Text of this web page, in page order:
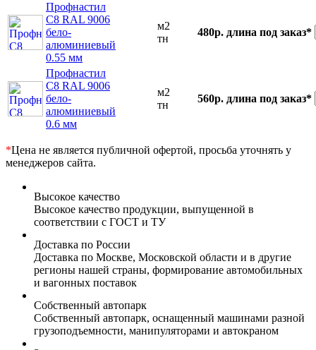
Профнастил
С8 RAL 9006
бело-
алюминиевый
0.55 мм
м2
тн
480р. длина под заказ*
Профнастил
С8 RAL 9006
бело-
алюминиевый
0.6 мм
м2
тн
560р. длина под заказ*
*Цена не является публичной офертой, просьба уточнять у
менеджеров сайта.
Высокое качество
Высокое качество продукции, выпущенной в
соответствии с ГОСТ и ТУ
Доставка по России
Доставка по Москве, Московской области и в другие
регионы нашей страны, формирование автомобильных
и вагонных поставок
Собственный автопарк
Собственный автопарк, оснащенный машинами разной
грузоподъемности, манипуляторами и автокраном